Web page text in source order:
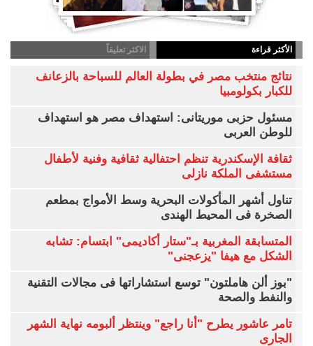
الأكثر قراءة الاكثر تعليقاً
نتائج منتخب مصر في بطولة العالم للسباحة بالزعانف
للكبار بكولومبيا
مسئول حزبى موريتانى: استهداف مصر هو استهداف
للوطن العربى
ثقافة الإسكندرية تنظم احتفالية ثقافية وفنية لأطفال
مستشفى الملكة نازلى
تناول أشهر المأكولات البحرية وسط الأمواج بمطعم
الصخرة فى المحيط الهندى
المتسابقة المغربية بـ"ستار أكاديمى" ابتسام: تشابه
الشكل مع هيفا "يزعجنى"
"بوز ألن هاملتون" توسع استشاراتها فى مجالات التقنية
والنفط والصحة
تامر عاشور يطرح "أنا راجع" وينتظر ألبومه نهاية الشهر
الجارى